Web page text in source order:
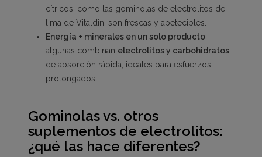
cítricos, como las gominolas de electrolitos de
lima de Vitaldin , son frescas y apetecibles.
Energía + minerales en un solo producto:
algunas combinan electrolitos y carbohidratos
de absorción rápida, ideales para esfuerzos
prolongados.
Gominolas vs. otros
suplementos de electrolitos:
¿qué las hace diferentes?